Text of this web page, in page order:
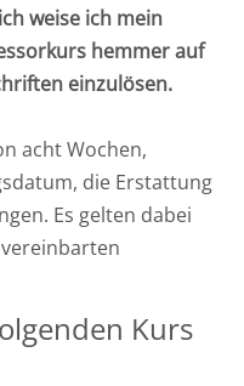
weise ich mein
hemmer auf
einzulösen.
acht Wochen,
die Erstattung
Es gelten dabei
Kurs